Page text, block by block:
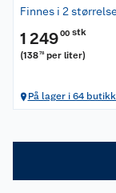
Finnes i 2
1 24900 stk
(13878 per liter)
På lager i 64
Reklamasjon
Pakkesporing
Leveringstid
Leie tilhenger
Leie verktøy
Personvern
Ledige stillinger
Bærekraft
Lavprisløfte
Coop medlem
Retur av el-avfall
Drive in
Oppussing med
Grillens verden
Hage og utemiljø